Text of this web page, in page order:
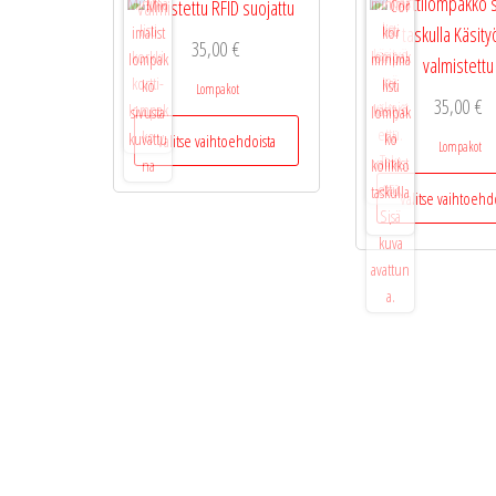
valmistettu RFID suojattu
35,00€
Lompakot
Valitse vaihtoehdoista
Tällä
taskulla
valmistettu
35,00€
Lompakot
Valitse